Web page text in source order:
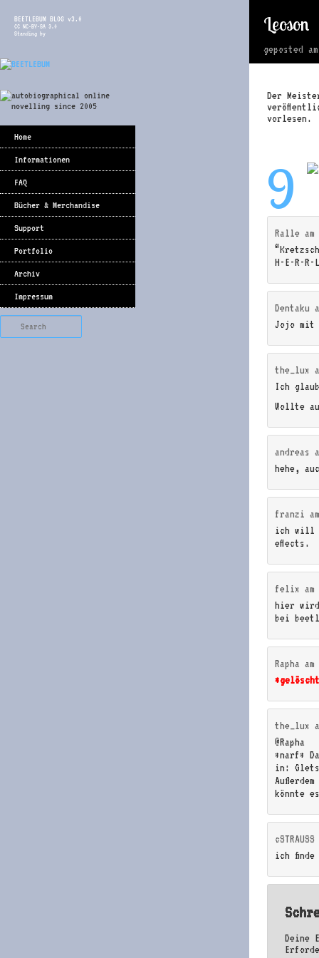
BEETLEBUM BLOG v3.0
CC NC-BY-SA 3.0
Standing by
Home
Informationen
FAQ
Bücher & Merchandise
Support
Portfolio
Archiv
Impressum
Leoson
geposted
Der
vorlesen.
9
Ralle am
H-E-R-
Dentaku
Jojo mit
the_lux
Ich
Wollte
andreas
hehe,
franzi
ich will
effects.
felix am
hier
bei
Rapha am
the_lux
@Rapha
*narf*
in:
könnte
cSTRAUSS
ich finde
Deine